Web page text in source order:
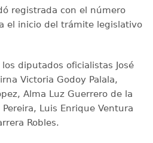
registrada con el número
el inicio del trámite legislativo
diputados oficialistas José
Victoria Godoy Palala,
Alma Luz Guerrero de la
Luis Enrique Ventura
Robles.